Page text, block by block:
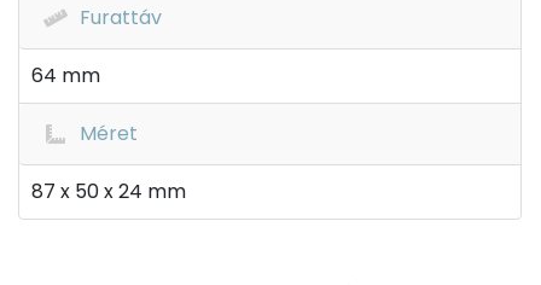
Furattáv
64 mm
Méret
87 x 50 x 24 mm